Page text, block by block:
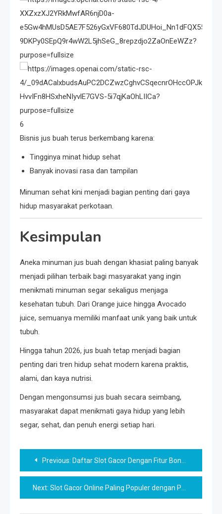
6
Bisnis jus buah terus berkembang karena:
Tingginya minat hidup sehat
Banyak inovasi rasa dan tampilan
Minuman sehat kini menjadi bagian penting dari gaya
hidup masyarakat perkotaan.
Kesimpulan
Aneka minuman jus buah dengan khasiat paling banyak
menjadi pilihan terbaik bagi masyarakat yang ingin
menikmati minuman segar sekaligus menjaga
kesehatan tubuh. Dari Orange juice hingga Avocado
juice, semuanya memiliki manfaat unik yang baik untuk
tubuh.
Hingga tahun 2026, jus buah tetap menjadi bagian
penting dari tren hidup sehat modern karena praktis,
alami, dan kaya nutrisi.
Dengan mengonsumsi jus buah secara seimbang,
masyarakat dapat menikmati gaya hidup yang lebih
segar, sehat, dan penuh energi setiap hari.
Navigasi
pos
Previous: Daftar Slot Gacor Dengan Fitur Bonus Game Paling Unik
Next: Slot Gacor Online Paling Populer dengan Peluang Jackpot Besar